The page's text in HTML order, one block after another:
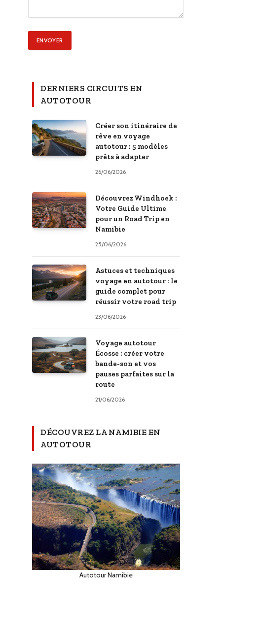
DERNIERS CIRCUITS EN
AUTOTOUR
Créer son itinéraire de
rêve en voyage
autotour : 5 modèles
prêts à adapter
26/06/2026
Découvrez Windhoek :
Votre Guide Ultime
pour un Road Trip en
Namibie
25/06/2026
Astuces et techniques
voyage en autotour : le
guide complet pour
réussir votre road trip
23/06/2026
Voyage autotour
Écosse : créer votre
bande-son et vos
pauses parfaites sur la
route
21/06/2026
DÉCOUVREZ LA NAMIBIE EN
AUTOTOUR
Autotour Namibie